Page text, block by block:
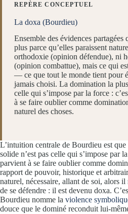
REPÈRE CONCEPTUEL
La doxa (Bourdieu)
Ensemble des évidences partagées
plus parce qu’elles paraissent
orthodoxie (opinion défendue), ni
(opinion combattue), mais ce qui
— ce que tout le monde tient pour
jamais choisi. La domination la
celle qui s’impose par la force :
à se faire oublier comme
naturel des choses.
L’intuition centrale de Bourdieu est
solide n’est pas celle qui s’impose par
parvient à se faire oublier comme
rapport de pouvoir, historique et
naturel, nécessaire, allant de soi, alors il
de se défendre : il est devenu doxa.
Bourdieu nomme la violence
douce que le dominé reconduit lui-